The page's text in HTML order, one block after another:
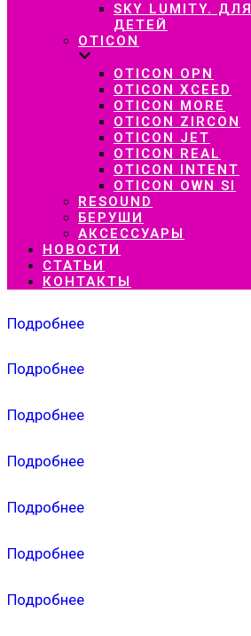
SKY LUMITY. ДЛЯ
ДЕТЕЙ
OTICON
OTICON OPN
OTICON XCEED
OTICON MORE
OTICON ZIRCON
OTICON JET
OTICON REAL
OTICON INTENT
OTICON OWN SI
RESOUND
БЕРУШИ
АКСЕССУАРЫ
НОВОСТИ
СТАТЬИ
КОНТАКТЫ
Подробнее
Подробнее
Подробнее
Подробнее
Подробнее
Подробнее
Подробнее